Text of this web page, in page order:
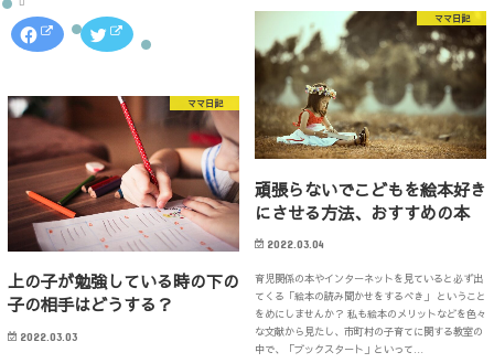
開
き
ま
o
k
で
共
有
す
る
に
は
ク
リ
ク
し
て
く
だ
さ
(
新
し
い
ウ
ィ
ン
て
T
w
t
t
e
r
で
共
有
(
し
い
ィ
で
開
き
ま
す
)
F
c
o
k
共
有
す
る
に
は
ク
リ
ッ
し
て
く
さ
ク
ッ
て
i
t
t
e
r
で
共
有
(
新
い
ウ
ィ
ママ日記
頑張らないでこどもを絵本好き
にさせる方法、おすすめの本
2022.03.04
育児関係の本やインターネットを見ていると必ず出
てくる「絵本の読み聞かせをするべき」 ということ
をめにしませんか？ 私も絵本のメリットなどを色々
な文献から見たし、市町村の子育てに関する教室の
中で、「ブックスタート」といって…
ママ日記
上の子が勉強している時の下の
子の相手はどうする？
2022.03.03